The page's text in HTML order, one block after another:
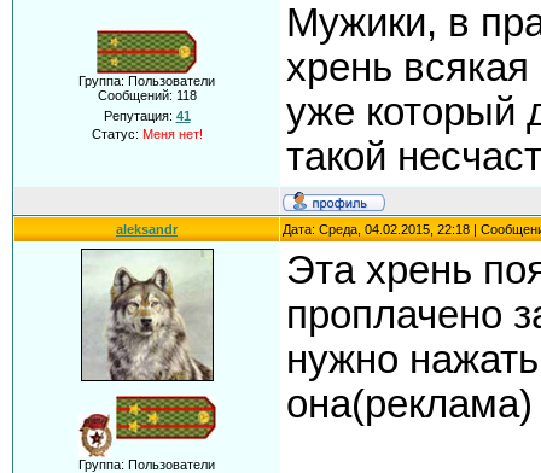
Группа: Пользователи
Сообщений: 118
Репутация: 41
Статус: Меня нет!
Мужики, в
хрень
уже который
такой
aleksandr Дата: Среда, 04.02.2015, 22:18 |
Группа: Пользователи
Эта хрень
проплачено
нужно
она(реклама)